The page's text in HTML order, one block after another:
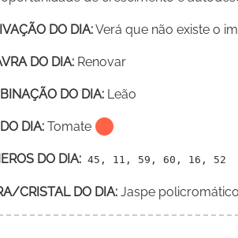
DO DIA:Verá que não existe o
DO DIA: Renovar
DO DIA: Leão
DIA: Tomate
DO DIA: 45, 11, 59, 60, 16, 52
CRISTAL DO DIA: Jaspe policromático